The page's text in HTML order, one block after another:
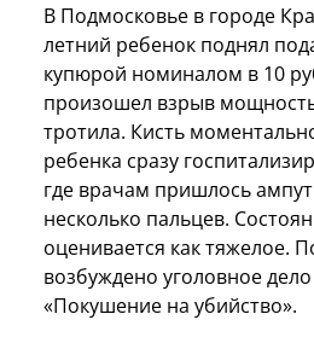
В Подмосковье в городе
летний ребенок поднял
купюрой номиналом в 10
произошел взрыв
тротила. Кисть
ребенка сразу
где врачам пришлось
несколько пальцев.
оценивается как тяжелое.
возбуждено уголовное
«Покушение на убийство».